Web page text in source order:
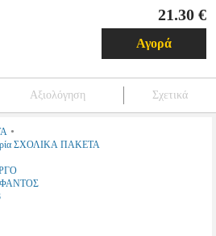
21.30 €
Αγορά
Αξιολόγηση Σχετικά
•
ΣΧΟΛΙΚΑ ΠΑΚΕΤΑ